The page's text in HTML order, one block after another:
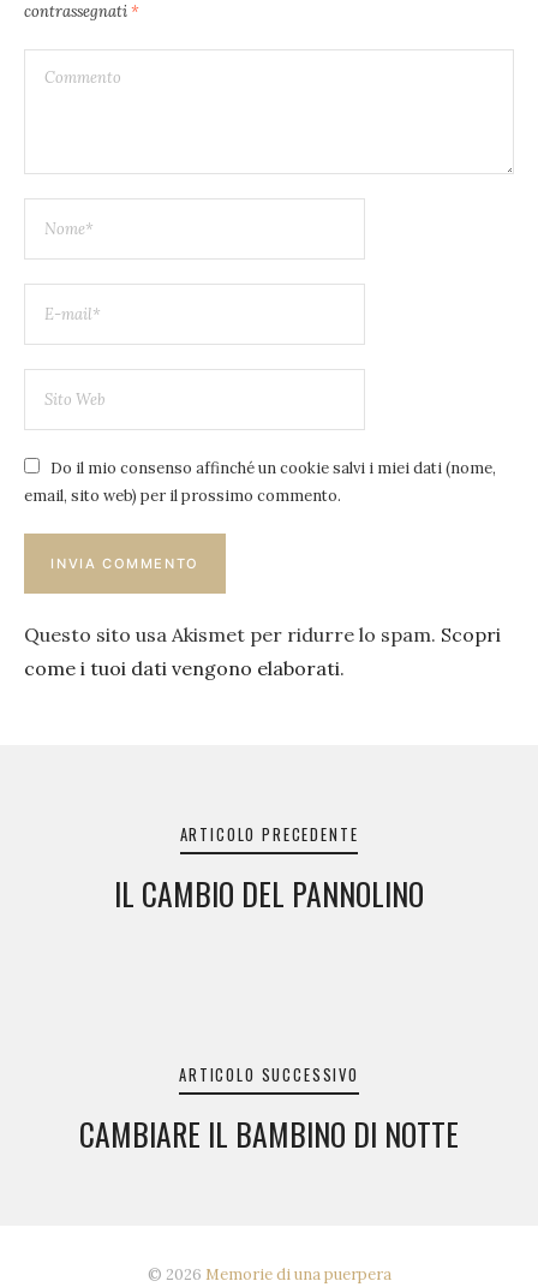
contrassegnati*
Do il mio consenso affinché un cookie salvi i miei dati (nome,
email, sito web) per il prossimo commento.
Questo sito usa Akismet per ridurre lo spam. Scopri
come i tuoi dati vengono elaborati.
ARTICOLO PRECEDENTE
IL CAMBIO DEL PANNOLINO
ARTICOLO SUCCESSIVO
CAMBIARE IL BAMBINO DI NOTTE
© 2026 Memorie di una puerpera